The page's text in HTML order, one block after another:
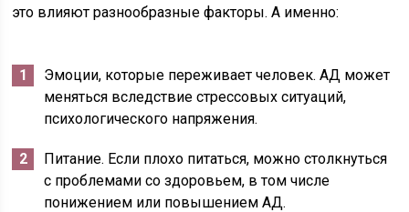
это влияют разнообразные факторы. А именно:
Эмоции, которые переживает человек. АД может
меняться вследствие стрессовых ситуаций,
психологического напряжения.
Питание. Если плохо питаться, можно столкнуться
с проблемами со здоровьем, в том числе
понижением или повышением АД.